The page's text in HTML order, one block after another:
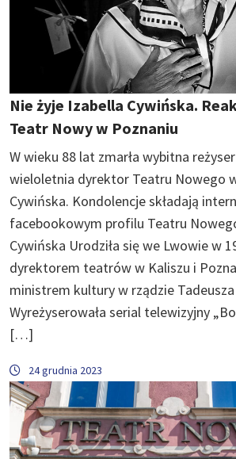
Nie żyje Izabella Cywińska.
Teatr Nowy w Poznaniu
W wieku 88 lat zmarła wybitna
wieloletnia dyrektor Teatru Nowego
Cywińska. Kondolencje składają
facebookowym profilu Teatru
Cywińska Urodziła się we Lwowie w
dyrektorem teatrów w Kaliszu i
ministrem kultury w rządzie
Wyreżyserowała serial telewizyjny
[…]
24 grudnia 2023